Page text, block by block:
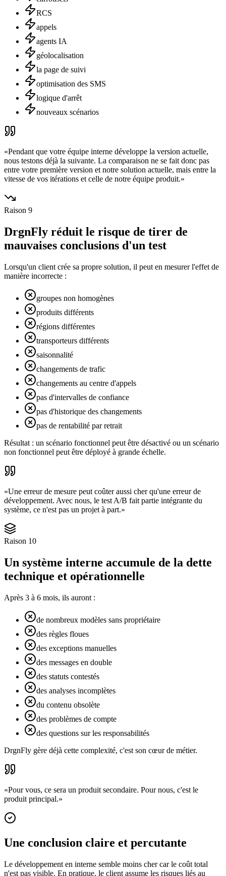
RCS
appels
agents IA
géolocalisation
la page de suivi
optimisation des SMS
logique d'arrêt
nouveaux scénarios
«Pendant que votre équipe interne développe la version actuelle,
nous testons déjà la suivante. La comparaison ne se fait donc pas
entre votre première version et notre solution actuelle, mais entre la
vitesse de vos itérations et celle de notre équipe produit.»
Raison 9
DrgnFly réduit le risque de tirer de
mauvaises conclusions d'un test
Lorsqu'un client crée sa propre solution, il peut en mesurer l'effet de
manière incorrecte :
groupes non homogènes
produits différents
régions différentes
transporteurs différents
saisonnalité
changements de trafic
changements au centre d'appels
pas d'intervalles de confiance
pas d'historique des changements
pas de rentabilité par retrait
Résultat : un scénario fonctionnel peut être désactivé ou un scénario
non fonctionnel peut être déployé à grande échelle.
«Une erreur de mesure peut coûter aussi cher qu'une erreur de
développement. Avec nous, le test A/B fait partie intégrante du
système, ce n'est pas un projet à part.»
Raison 10
Un système interne accumule de la dette
technique et opérationnelle
Après 3 à 6 mois, ils auront :
de nombreux modèles sans propriétaire
des règles floues
des exceptions manuelles
des messages en double
des statuts contestés
des analyses incomplètes
du contenu obsolète
des problèmes de compte
des questions sur les responsabilités
DrgnFly gère déjà cette complexité, c'est son cœur de métier.
«Pour vous, ce sera un produit secondaire. Pour nous, c'est le
produit principal.»
Une conclusion claire et percutante
Le développement en interne semble moins cher car le coût total
n'est pas visible. En pratique, le client assume les risques liés au